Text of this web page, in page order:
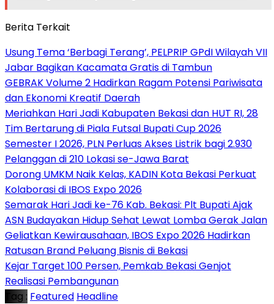
Berita Terkait
‎Usung Tema ‘Berbagi Terang’, PELPRIP GPdI Wilayah VII
Jabar Bagikan Kacamata Gratis di Tambun
GEBRAK Volume 2 Hadirkan Ragam Potensi Pariwisata
dan Ekonomi Kreatif Daerah
Meriahkan Hari Jadi Kabupaten Bekasi dan HUT RI, 28
Tim Bertarung di Piala Futsal Bupati Cup 2026
Semester I 2026, PLN Perluas Akses Listrik bagi 2.930
Pelanggan di 210 Lokasi se-Jawa Barat
Dorong UMKM Naik Kelas, KADIN Kota Bekasi Perkuat
Kolaborasi di IBOS Expo 2026
‎Semarak Hari Jadi ke-76 Kab. Bekasi: Plt Bupati Ajak
ASN Budayakan Hidup Sehat Lewat Lomba Gerak Jalan
‎Geliatkan Kewirausahaan, IBOS Expo 2026 Hadirkan
Ratusan Brand Peluang Bisnis di Bekasi
Kejar Target 100 Persen, Pemkab Bekasi Genjot
Realisasi Pembangunan
Tag : Featured Headline